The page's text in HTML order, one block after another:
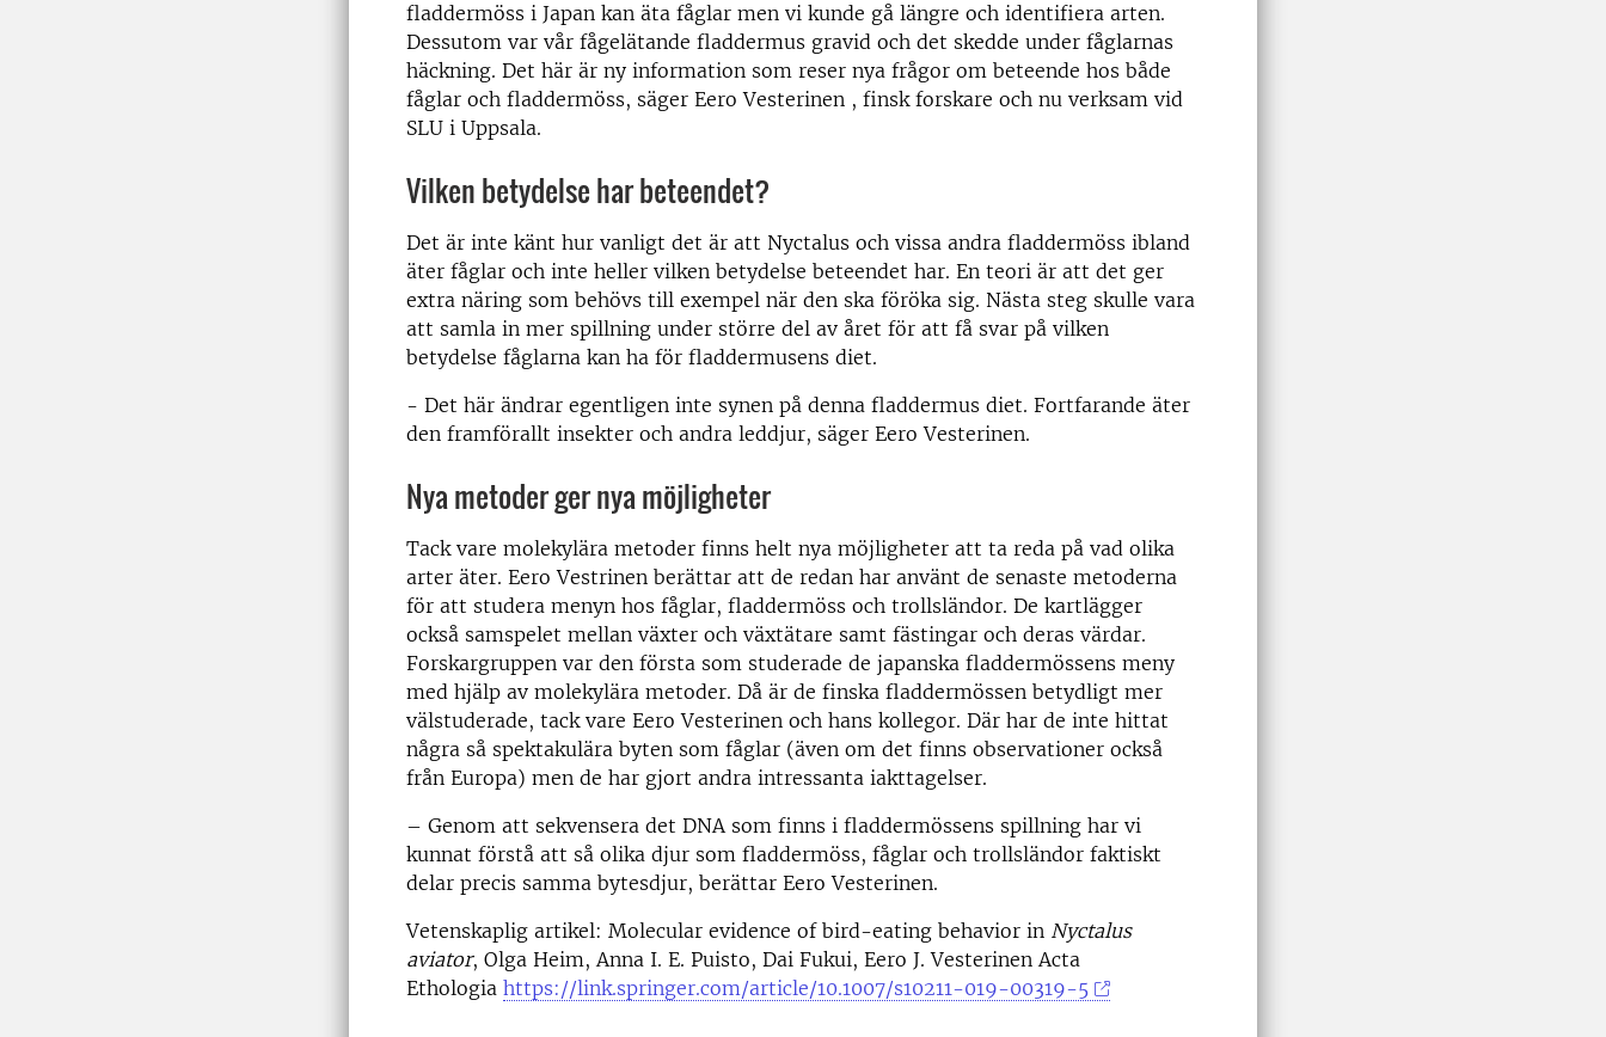
fladdermöss i Japan kan äta fåglar men vi kunde gå längre och identifiera arten.
Dessutom var vår fågelätande fladdermus gravid och det skedde under fåglarnas
häckning. Det här är ny information som reser nya frågor om beteende hos både
fåglar och fladdermöss, säger Eero Vesterinen , finsk forskare och nu verksam vid
SLU i Uppsala.
Vilken betydelse har beteendet?
Det är inte känt hur vanligt det är att Nyctalus och vissa andra fladdermöss ibland
äter fåglar och inte heller vilken betydelse beteendet har. En teori är att det ger
extra näring som behövs till exempel när den ska föröka sig. Nästa steg skulle vara
att samla in mer spillning under större del av året för att få svar på vilken
betydelse fåglarna kan ha för fladdermusens diet.
- Det här ändrar egentligen inte synen på denna fladdermus diet. Fortfarande äter
den framförallt insekter och andra leddjur, säger Eero Vesterinen.
Nya metoder ger nya möjligheter
Tack vare molekylära metoder finns helt nya möjligheter att ta reda på vad olika
arter äter. Eero Vestrinen berättar att de redan har använt de senaste metoderna
för att studera menyn hos fåglar, fladdermöss och trollsländor. De kartlägger
också samspelet mellan växter och växtätare samt fästingar och deras värdar.
Forskargruppen var den första som studerade de japanska fladdermössens meny
med hjälp av molekylära metoder. Då är de finska fladdermössen betydligt mer
välstuderade, tack vare Eero Vesterinen och hans kollegor. Där har de inte hittat
några så spektakulära byten som fåglar (även om det finns observationer också
från Europa) men de har gjort andra intressanta iakttagelser.
– Genom att sekvensera det DNA som finns i fladdermössens spillning har vi
kunnat förstå att så olika djur som fladdermöss, fåglar och trollsländor faktiskt
delar precis samma bytesdjur, berättar Eero Vesterinen.
Vetenskaplig artikel: Molecular evidence of bird-eating behavior in Nyctalus
aviator, Olga Heim,Anna I. E. Puisto, Dai Fukui, Eero J. Vesterinen Acta
Ethologia https://link.springer.com/article/10.1007/s10211-019-00319-5